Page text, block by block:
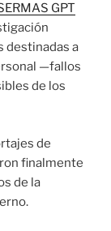
GPT
destinadas a
—fallos
de los
de
finalmente
de la